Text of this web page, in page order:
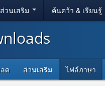
วนเสริม ค้นคว้า & เรียนรู้
ด ส่วนเสริม ไฟล์ภาษา